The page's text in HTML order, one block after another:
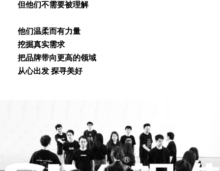
但他们不需要被理解
他们温柔⽽有⼒量
挖掘真实需求
把品牌带向更⾼的领域
从⼼出发 探寻美好